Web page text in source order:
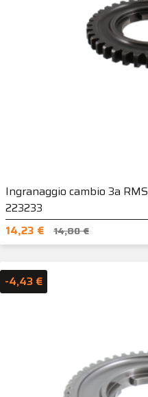
Ingranaggio cambio 3a
223233
14,23 €
14,80 €
-4,43 €